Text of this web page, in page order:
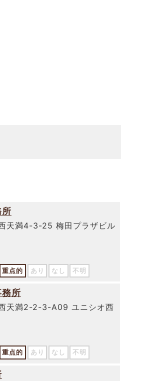
天満4-3-25 梅田プラザビル
重点的 あり なし 不明
所
天満2-2-3-A09 ユニシオ西
重点的 あり なし 不明